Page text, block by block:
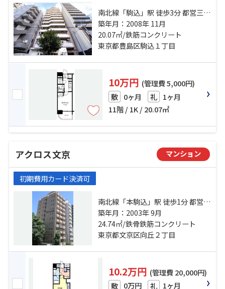
南北線「駒込」駅 徒歩3分 都営三田
線「千石」駅 徒歩13分 南北線「本
駒込」駅 徒歩15分
築年月：2008年 11月
20.07㎡/鉄筋コンクリート
東京都豊島区駒込１丁目
10万円 (管理費 5,000円)
敷 0ヶ月 礼 1ヶ月
11階 / 1K / 20.07㎡
アクロス文京 マンション
初期費用カード決済可
南北線「本駒込」駅 徒歩1分 都営三
田線「白山」駅 徒歩5分 南北線「東
大前」駅 徒歩10分
築年月：2003年 9月
24.74㎡/鉄骨鉄筋コンクリート
東京都文京区向丘２丁目
10.2万円 (管理費 20,000円)
敷 0万円 礼 1ヶ月